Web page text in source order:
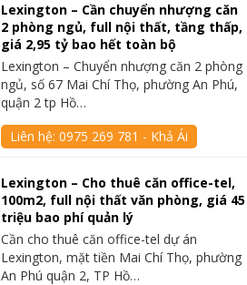
Lexington – Cần chuyển nhượng căn
2 phòng ngủ, full nội thất, tầng thấp,
giá 2,95 tỷ bao hết toàn bộ
Lexington – Chuyển nhượng căn 2 phòng
ngủ, số 67 Mai Chí Thọ, phường An Phú,
quận 2 tp Hồ…
Liên hệ:0975 269 781 - Khả Ái
Lexington – Cho thuê căn office-tel,
100m2, full nội thất văn phòng, giá 45
triệu bao phí quản lý
Cần cho thuê căn office-tel dự án
Lexington, mặt tiền Mai Chí Thọ, phường
An Phú quận 2, TP Hồ…